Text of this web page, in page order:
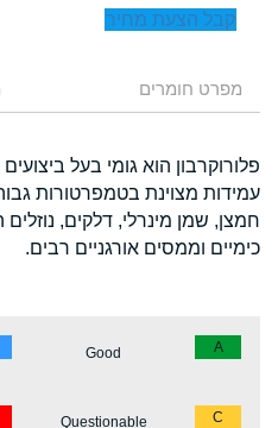
קבל הצעת מחיר
מפרט חומרים
פלורוקרבון הוא גומי בעל
עמידות מצוינת בטמפרטורות
חמצן, שמן מינרלי, דלקים, נוזלים
כימיים וממסים אורגניים רבים.
A
Good
C
Questionable